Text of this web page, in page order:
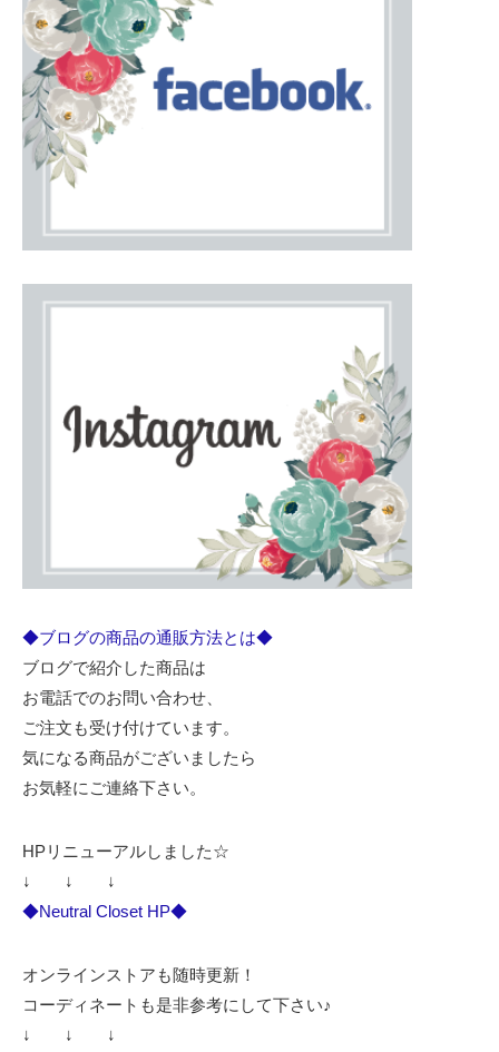
◆ブログの商品の通販方法とは◆
ブログで紹介した商品は
お電話でのお問い合わせ、
ご注文も受け付けています。
気になる商品がございましたら
お気軽にご連絡下さい。
HPリニューアルしました☆
↓ ↓ ↓
◆Neutral Closet HP◆
オンラインストアも随時更新！
コーディネートも是非参考にして下さい♪
↓ ↓ ↓